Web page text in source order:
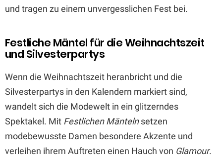
und tragen zu einem unvergesslichen Fest bei.
Festliche Mäntel für die Weihnachtszeit
und Silvesterpartys
Wenn die Weihnachtszeit heranbricht und die
Silvesterpartys in den Kalendern markiert sind,
wandelt sich die Modewelt in ein glitzerndes
Spektakel. Mit Festlichen Mäntelnsetzen
modebewusste Damen besondere Akzente und
verleihen ihrem Auftreten einen Hauch von Glamour.